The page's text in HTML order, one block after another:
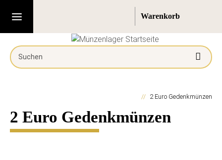
2 Euro Gedenkmünzen
2 Euro Gedenkmünzen